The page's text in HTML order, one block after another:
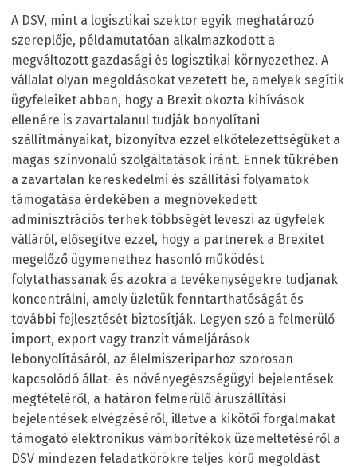
A DSV, mint a logisztikai szektor egyik meghatározó
szereplője, példamutatóan alkalmazkodott a
megváltozott gazdasági és logisztikai környezethez. A
vállalat olyan megoldásokat vezetett be, amelyek segítik
ügyfeleiket abban, hogy a Brexit okozta kihívások
ellenére is zavartalanul tudják bonyolítani
szállítmányaikat, bizonyítva ezzel elkötelezettségüket a
magas színvonalú szolgáltatások iránt. Ennek tükrében
a zavartalan kereskedelmi és szállítási folyamatok
támogatása érdekében a megnövekedett
adminisztrációs terhek többségét leveszi az ügyfelek
válláról, elősegítve ezzel, hogy a partnerek a Brexitet
megelőző ügymenethez hasonló működést
folytathassanak és azokra a tevékenységekre tudjanak
koncentrálni, amely üzletük fenntarthatóságát és
további fejlesztését biztosítják. Legyen szó a felmerülő
import, export vagy tranzit vámeljárások
lebonyolításáról, az élelmiszeriparhoz szorosan
kapcsolódó állat- és növényegészségügyi bejelentések
megtételéről, a határon felmerülő áruszállítási
bejelentések elvégzéséről, illetve a kikötői forgalmakat
támogató elektronikus vámborítékok üzemeltetéséről a
DSV mindezen feladatkörökre teljes körű megoldást